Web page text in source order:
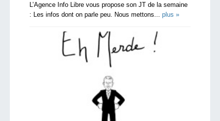
L’Agence Info Libre vous propose son JT de la semaine
: Les infos dont on parle peu. Nous mettons... plus »